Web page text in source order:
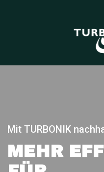
Mit TURBONIK
MEHR